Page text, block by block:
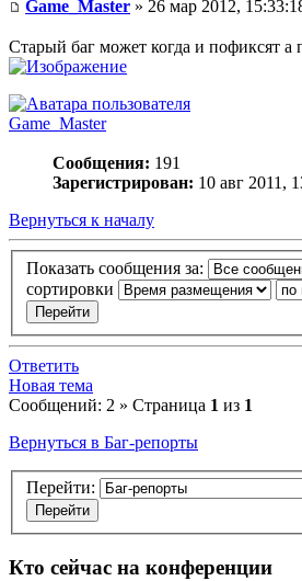
Game_Master » 26 мар 2012,
Старый баг может когда и пофиксят а
Game_Master
Сообщения: 191
Зарегистрирован: 10 авг 2011,
Вернуться к началу
Показать сообщения за:
сортировки
Ответить
Новая тема
Сообщений: 2 » Страница 1 из 1
Вернуться в Баг-репорты
Перейти:
Кто сейчас на конференции